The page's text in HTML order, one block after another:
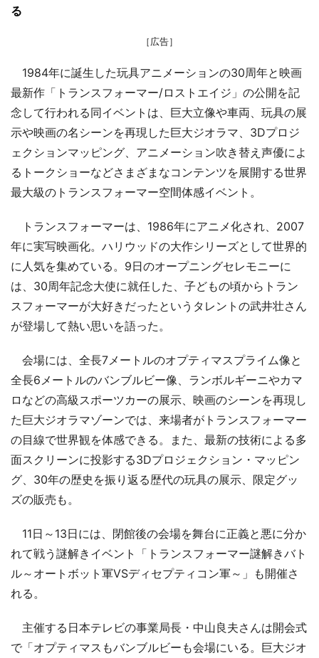
る
［広告］
1984年に誕生した玩具アニメーションの30周年と映画
最新作「トランスフォーマー/ロストエイジ」の公開を記
念して行われる同イベントは、巨大立像や車両、玩具の展
示や映画の名シーンを再現した巨大ジオラマ、3Dプロジ
ェクションマッピング、アニメーション吹き替え声優によ
るトークショーなどさまざまなコンテンツを展開する世界
最大級のトランスフォーマー空間体感イベント。
トランスフォーマーは、1986年にアニメ化され、2007
年に実写映画化。ハリウッドの大作シリーズとして世界的
に人気を集めている。9日のオープニングセレモニーに
は、30周年記念大使に就任した、子どもの頃からトラン
スフォーマーが大好きだったというタレントの武井壮さん
が登場して熱い思いを語った。
会場には、全長7メートルのオプティマスプライム像と
全長6メートルのバンブルビー像、ランボルギーニやカマ
ロなどの高級スポーツカーの展示、映画のシーンを再現し
た巨大ジオラマゾーンでは、来場者がトランスフォーマー
の目線で世界観を体感できる。また、最新の技術による多
面スクリーンに投影する3Dプロジェクション・マッピン
グ、30年の歴史を振り返る歴代の玩具の展示、限定グッ
ズの販売も。
11日～13日には、閉館後の会場を舞台に正義と悪に分か
れて戦う謎解きイベント「トランスフォーマー謎解きバト
ル～オートボット軍VSディセプティコン軍～」も開催さ
れる。
主催する日本テレビの事業局長・中山良夫さんは開会式
で「オプティマスもバンブルビーも会場にいる。巨大ジオ